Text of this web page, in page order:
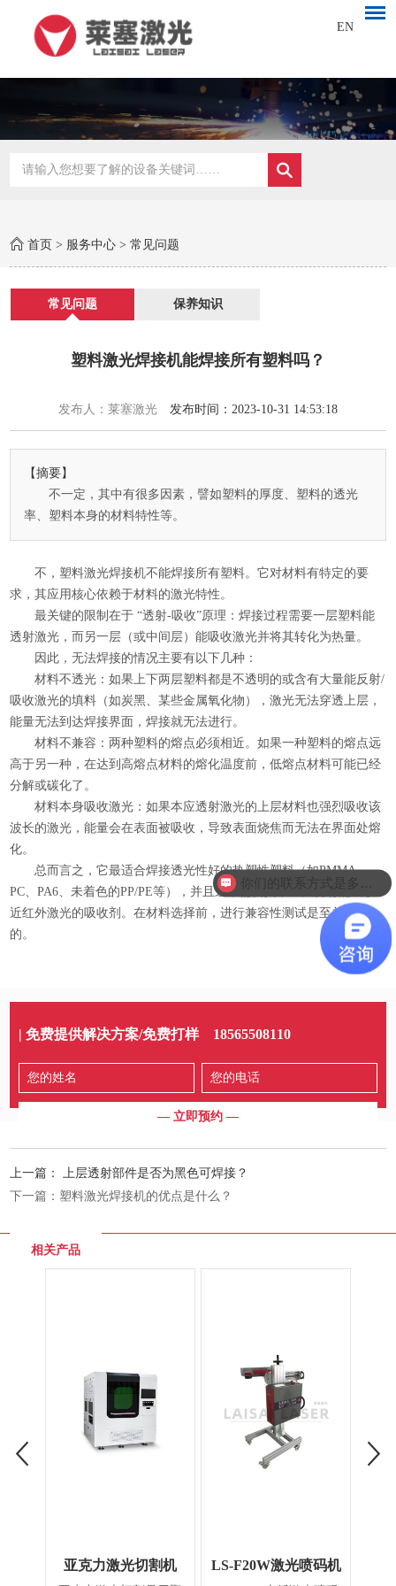
EN
首页 > 服务中心 >常见问题
常见问题 保养知识
塑料激光焊接机能焊接所有塑料吗？
发布人：莱塞激光 发布时间：2023-10-31 14:53:18
【摘要】
不一定，其中有很多因素，譬如塑料的厚度、塑料的透光
率、塑料本身的材料特性等。
不，塑料激光焊接机不能焊接所有塑料。它对材料有特定的要
求，其应用核心依赖于材料的激光特性。
最关键的限制在于 “透射-吸收”原理：焊接过程需要一层塑料能
透射激光，而另一层（或中间层）能吸收激光并将其转化为热量。
因此，无法焊接的情况主要有以下几种：
材料不透光：如果上下两层塑料都是不透明的或含有大量能反射/
吸收激光的填料（如炭黑、某些金属氧化物），激光无法穿透上层，
能量无法到达焊接界面，焊接就无法进行。
材料不兼容：两种塑料的熔点必须相近。如果一种塑料的熔点远
高于另一种，在达到高熔点材料的熔化温度前，低熔点材料可能已经
分解或碳化了。
材料本身吸收激光：如果本应透射激光的上层材料也强烈吸收该
波长的激光，能量会在表面被吸收，导致表面烧焦而无法在界面处熔
化。
总而言之，它最适合焊接透光性好的热塑性塑料（如PMMA、
PC、PA6、未着色的PP/PE等），并且通常需要其中一层含有能吸收
近红外激光的吸收剂。在材料选择前，进行兼容性测试是至关重要
的。
| 免费提供解决方案/免费打样 18565508110
上一篇：上层透射部件是否为黑色可焊接？
下一篇： 塑料激光焊接机的优点是什么？
相关产品
亚克力激光切割机 LS-F20W激光喷码机
你们的联系方式是多少？